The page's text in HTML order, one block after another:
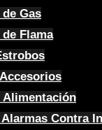
Gas
Flama
Alimentación
Contra